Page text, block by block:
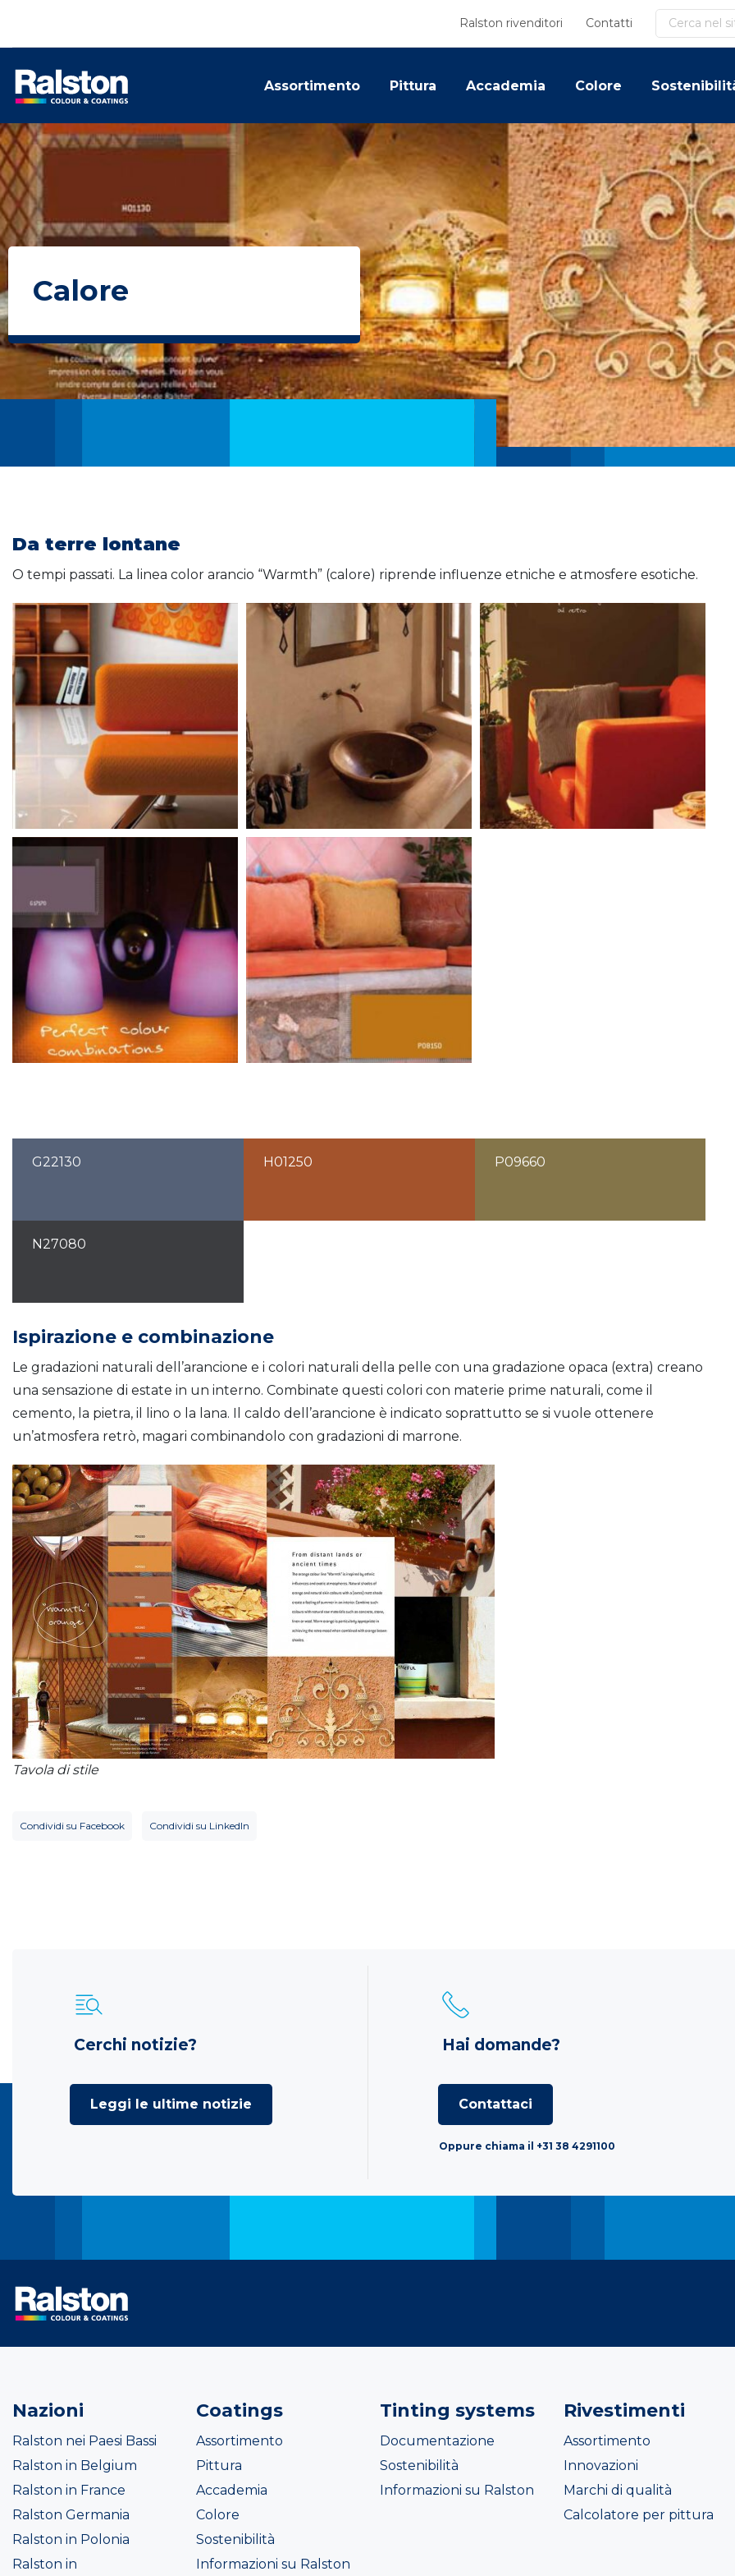
Ralston rivenditori Contatti Cerca
Assortimento Pittura Accademia Colore
Calore
Da terre lontane
O tempi passati. La linea color arancio “Warmth” (calore) riprende influenze etniche e atmosfere esotiche.
G22130 H01250 P09660
N27080
Ispirazione e combinazione
Le gradazioni naturali dell’arancione e i colori naturali della pelle con una gradazione opaca (extra) creano
una sensazione di estate in un interno. Combinate questi colori con materie prime naturali, come il
cemento, la pietra, il lino o la lana. Il caldo dell’arancione è indicato soprattutto se si vuole ottenere
un’atmosfera retrò, magari combinandolo con gradazioni di marrone.
Tavola di stile
Condividi su Facebook Condividi su LinkedIn
Cerchi notizie?
Leggi le ultime notizie
Hai domande?
Contattaci
Oppure chiama il +31 38 4291100
Nazioni
Ralston nei Paesi Bassi
Ralston in Belgium
Ralston in France
Ralston Germania
Ralston in Polonia
Ralston in
Coatings
Assortimento
Pittura
Accademia
Colore
Sostenibilità
Informazioni su Ralston
Tinting systems
Documentazione
Sostenibilità
Informazioni su Ralston
Rivestimenti
Assortimento
Innovazioni
Marchi di qualità
Calcolatore per pittura